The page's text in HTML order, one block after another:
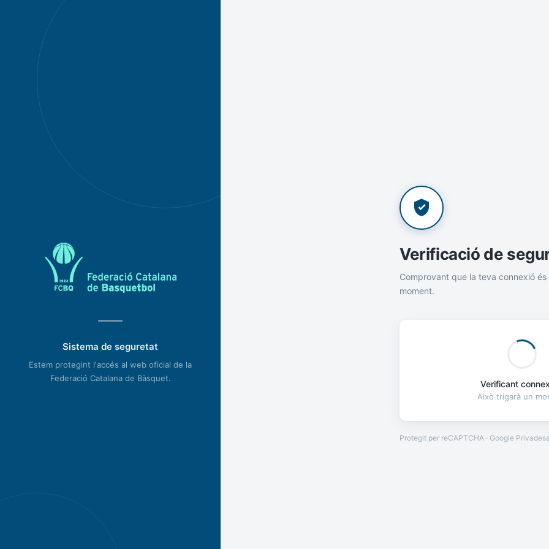
Sistema de seguretat
Estem protegint l'accés al web oficial de la
Federació Catalana de Bàsquet.
Verificació de
Comprovant que la teva connexió és
moment.
Verificant
Això trigarà un
Protegit per reCAPTCHA · Google Privadesa